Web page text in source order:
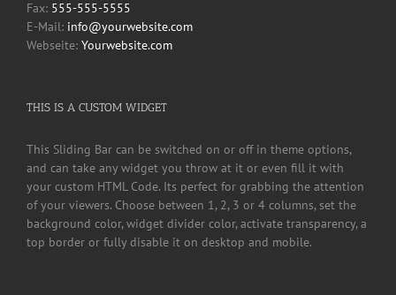
Fax: 555-555-5555
E-Mail: info@yourwebsite.com
Webseite: Yourwebsite.com
THIS IS A CUSTOM WIDGET
This Sliding Bar can be switched on or off in theme options,
and can take any widget you throw at it or even fill it with
your custom HTML Code. Its perfect for grabbing the attention
of your viewers. Choose between 1, 2, 3 or 4 columns, set the
background color, widget divider color, activate transparency, a
top border or fully disable it on desktop and mobile.